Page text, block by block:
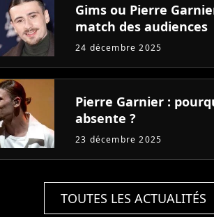
Gims ou Pierre
match des audiences
24 décembre 2025
Pierre Garnier :
absente ?
23 décembre 2025
TOUTES LES ACTUALITÉS